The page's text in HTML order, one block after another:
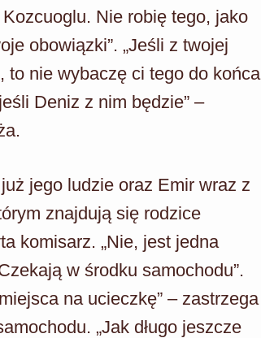
Nie robię tego, jako
obowiązki”. „Jeśli z twojej
to nie wybaczę ci tego do końca
Deniz z nim będzie” –
jego ludzie oraz Emir wraz z
znajdują się rodzice
komisarz. „Nie, jest jedna
w środku samochodu”.
na ucieczkę” – zastrzega
„Jak długo jeszcze